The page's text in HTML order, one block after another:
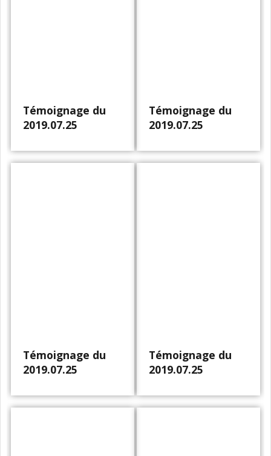
Témoignage du
2019.07.25
Témoignage du
2019.07.25
Témoignage du
2019.07.25
Témoignage du
2019.07.25